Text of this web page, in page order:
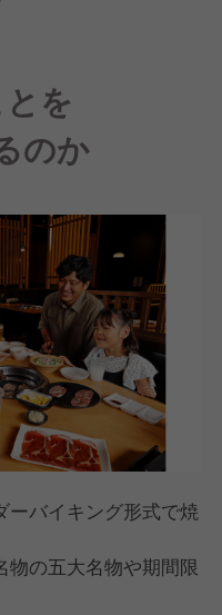
を
のか
ーバイキング形式で焼
物の五大名物や期間限